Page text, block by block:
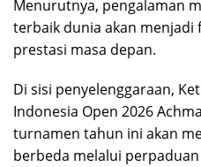
Menurutnya, pengalaman
terbaik dunia akan menjadi
prestasi masa depan.
Di sisi penyelenggaraan,
Indonesia Open 2026
turnamen tahun ini akan
berbeda melalui